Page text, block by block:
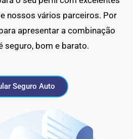
nossos vários parceiros. Por
apresentar a combinação
seguro, bom e barato.
Seguro Auto